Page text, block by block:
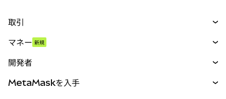
取引
パーペチュアル
RWA
マネー 新規
開発者
MetaMaskを入手